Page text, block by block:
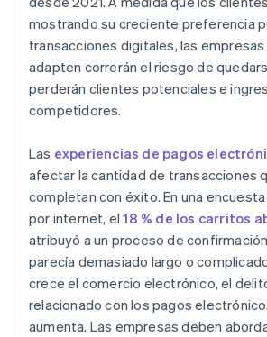
mostrando su creciente preferencia
transacciones digitales, las empresas
adapten correrán el riesgo de
perderán clientes potenciales e
competidores.
Las experiencias de pagos
afectar la cantidad de transacciones
completan con éxito. En una
por internet, el18 % de los carritos
atribuyó a un proceso de
parecía demasiado largo o
crece el comercio electrónico, el
relacionado con los pagos
aumenta. Las empresas deben